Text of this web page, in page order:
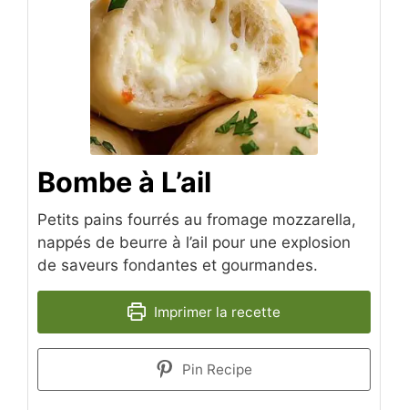
Bombe à L’ail
Petits pains fourrés au fromage mozzarella,
nappés de beurre à l’ail pour une explosion
de saveurs fondantes et gourmandes.
Imprimer la recette
Pin Recipe